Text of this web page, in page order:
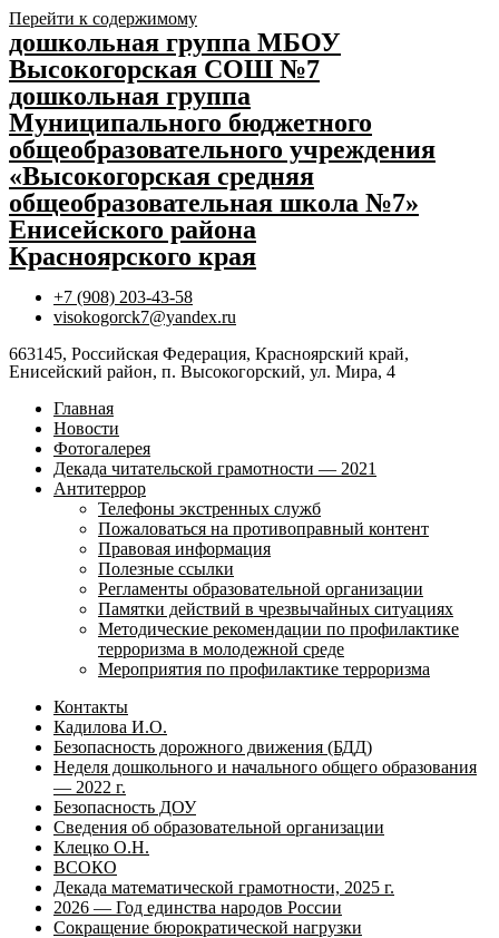
Перейти к содержимому
дошкольная группа МБОУ
Высокогорская СОШ №7
дошкольная группа
Муниципального бюджетного
общеобразовательного учреждения
«Высокогорская средняя
общеобразовательная школа №7»
Енисейского района
Красноярского края
+7 (908) 203-43-58
visokogorck7@yandex.ru
663145, Российская Федерация, Красноярский край,
Енисейский район, п. Высокогорский, ул. Мира, 4
Главная
Новости
Фотогалерея
Декада читательской грамотности — 2021
Антитеррор
Телефоны экстренных служб
Пожаловаться на противоправный контент
Правовая информация
Полезные ссылки
Регламенты образовательной организации
Памятки действий в чрезвычайных ситуациях
Методические рекомендации по профилактике
терроризма в молодежной среде
Мероприятия по профилактике терроризма
Контакты
Кадилова И.О.
Безопасность дорожного движения (БДД)
Неделя дошкольного и начального общего образования
— 2022 г.
Безопасность ДОУ
Сведения об образовательной организации
Клецко О.Н.
ВСОКО
Декада математической грамотности, 2025 г.
2026 — Год единства народов России
Сокращение бюрократической нагрузки